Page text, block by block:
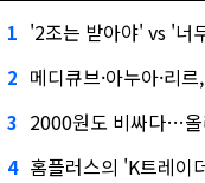
1 '2조는 받아야' vs '너무 비
2 메디큐브·아누아·리르, '
3 2000원도 비싸다…올리브영,
4 홈플러스의 'K트레이더조'